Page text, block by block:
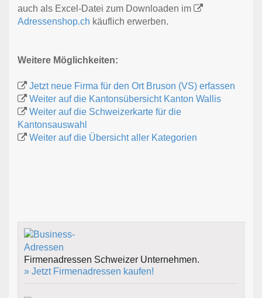
auch als Excel-Datei zum Downloaden im
Adressenshop.ch käuflich erwerben.
Weitere Möglichkeiten:
Jetzt neue Firma für den Ort Bruson (VS) erfassen
Weiter auf die Kantonsübersicht Kanton Wallis
Weiter auf die Schweizerkarte für die
Kantonsauswahl
Weiter auf die Übersicht aller Kategorien
Firmenadressen Schweizer Unternehmen.
» Jetzt Firmenadressen kaufen!